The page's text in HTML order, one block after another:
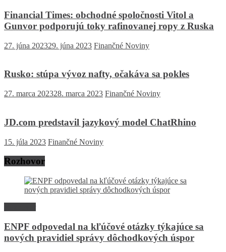
Financial Times: obchodné spoločnosti Vitol a
Gunvor podporujú toky rafinovanej ropy z Ruska
27. júna 202329. júna 2023 Finančné Noviny
Rusko: stúpa vývoz nafty, očakáva sa pokles
27. marca 202328. marca 2023 Finančné Noviny
JD.com predstavil jazykový model ChatRhino
15. júla 2023 Finančné Noviny
Rozhovor
ENPF odpovedal na kľúčové otázky týkajúce sa
nových pravidiel správy dôchodkových úspor